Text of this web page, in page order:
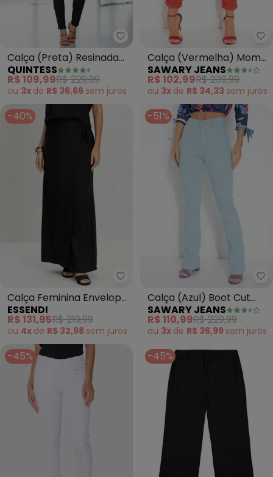
Quintess - Calça (Preta)
Calça (Preta) Resinada
com Detalhes no Cós
QUINTESS
R$ 109,99R$ 229,99
ou 3x de R$ 36,66 sem juros
Calça (Vermelha) Mom
Jeans Sawary
SAWARY JEANS
R$ 102,99R$ 239,99
ou 3x de R$ 34,33 sem juros
-40%
Essendi - Calça Feminina
Calça Feminina Envelope
Sarjada (Preto)
ESSENDI
R$ 131,95R$ 219,99
ou 4x de R$ 32,98 sem juros
-51%
Calça (Azul) Boot Cut
Sawary
SAWARY JEANS
R$ 110,99R$ 229,99
ou 3x de R$ 36,99 sem juros
-45% -45%